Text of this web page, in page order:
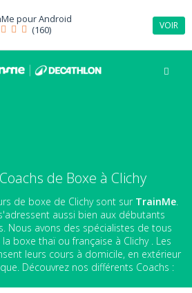
pourAndroid
(160)
VOIR
de Boxe à Clichy
de boxe de Clichy sont sur TrainMe.
aussi bien aux débutants
Nous avons des spécialistes de tous
boxe thaï ou française à Clichy . Les
leurs cours à domicile, en extérieur
Découvrez nos différents Coachs :